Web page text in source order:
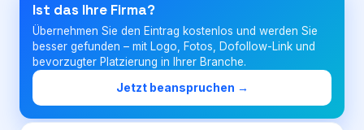
Firma eintragen
Ist das Ihre Firma?
Übernehmen Sie den Eintrag kostenlos und werden Sie
besser gefunden – mit Logo, Fotos, Dofollow-Link und
bevorzugter Platzierung in Ihrer Branche.
Jetzt beanspruchen →